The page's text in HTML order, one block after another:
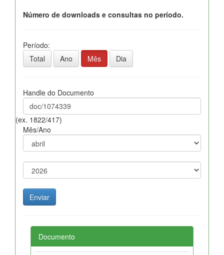
Número de downloads e consultas no período.
Período:
Total
Ano Mês Dia
Handle do Documento
(ex. 1822/417)
Mês/Ano
Documento